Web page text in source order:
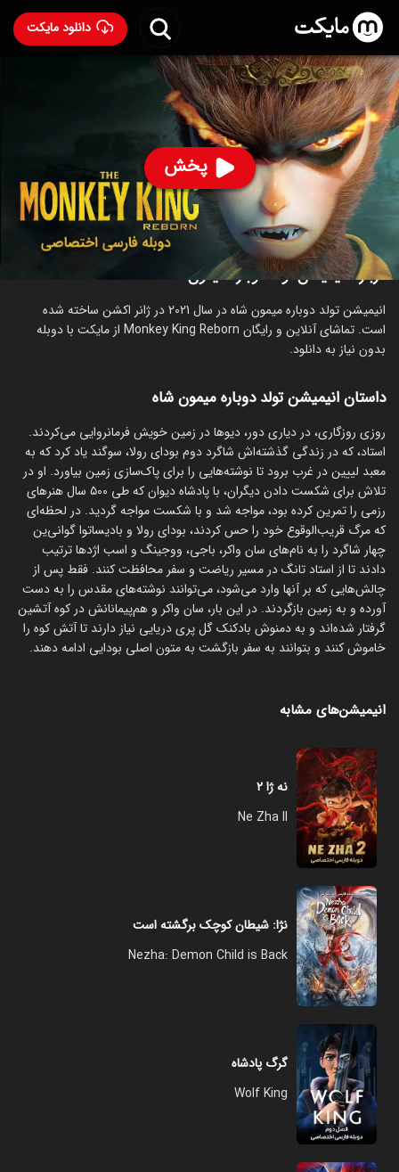
دانلود مایکت
پخش
انیمیشن تولد دوباره میمون شاه با دوبله فارسی
King Reborn 2021
۱,۵۰۶ 93% ۶.۱
ساخت چین سال 2021
رده سنی ۱۸+
اکشن
ماجراجویی انیمیشن
درباره انیمیشن تولد دوباره میمون شاه
انیمیشن تولد دوباره میمون شاه در سال 2021 در ژانر اکشن ساخته شده
است. تماشای آنلاین و رایگان Monkey King Reborn از مایکت با دوبله
بدون نیاز به دانلود.
داستان انیمیشن تولد دوباره میمون شاه
روزی روزگاری، در دیاری دور، دیوها در زمین خویش فرمانروایی می‌کردند.
استاد، که در زندگی گذشته‌اش شاگرد دوم بودای رولا، سوگند یاد کرد که به
معبد لییین در غرب برود تا نوشته‌هایی را برای پاک‌سازی زمین بیاورد. او در
تلاش برای شکست دادن دیگران، با پادشاه دیوان که طی ۵۰۰ سال هنرهای
رزمی را تمرین کرده بود، مواجه شد و با شکست مواجه گردید. در لحظه‌ای
که مرگ قریب‌الوقوع خود را حس کردند، بودای رولا و بادیساتوا گوانی‌ین
چهار شاگرد را به نام‌های سان واکر، باجی، ووجینگ و اسب اژدها ترتیب
دادند تا از استاد تانگ در مسیر ریاضت و سفر محافظت کنند. فقط پس از
چالش‌هایی که بر آنها وارد می‌شود، می‌توانند نوشته‌های مقدس را به دست
آورده و به زمین بازگردند. در این بار، سان واکر و هم‌پیمانانش در کوه آتشین
گرفتار شده‌اند و به دمنوش بادکنک گل پری دریایی نیاز دارند تا آتش کوه را
خاموش کنند و بتوانند به سفر بازگشت به متون اصلی بودایی ادامه دهند.
انیمیشن‌های مشابه
نه ژا ۲
Ne Zha II
نژا: شیطان کوچک برگشته است
Nezha: Demon Child is Back
گرگ پادشاه
Wolf King